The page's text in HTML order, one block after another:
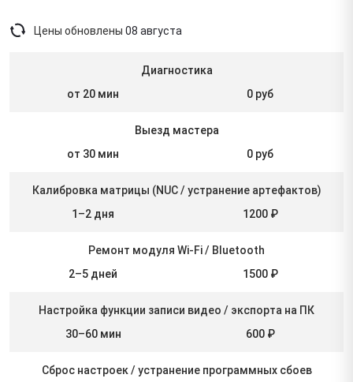
Цены обновлены 08 августа
Диагностика
от 20 мин
0 руб
Выезд мастера
от 30 мин
0 руб
Калибровка матрицы (NUC / устранение артефактов)
1–2 дня
1200 ₽
Ремонт модуля Wi-Fi / Bluetooth
2–5 дней
1500 ₽
Настройка функции записи видео / экспорта на ПК
30–60 мин
600 ₽
Сброс настроек / устранение программных сбоев